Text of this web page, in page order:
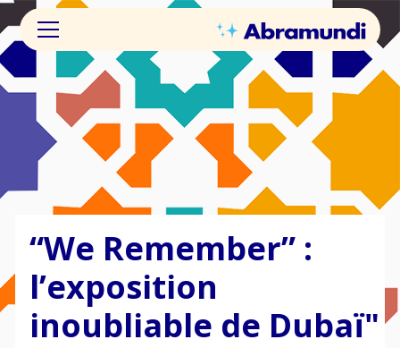
“We Remember” :
l’exposition
inoubliable de Dubaï"